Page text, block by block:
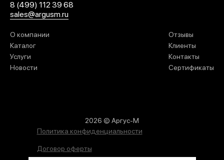
8 (499) 112 39 68
sales@argusm.ru
О компании
Каталог
Услуги
Новости
Отзывы
Клиенты
Контакты
Сертификаты
2026 © Аргус-М
Политика конфиденциальности
Договор оферты